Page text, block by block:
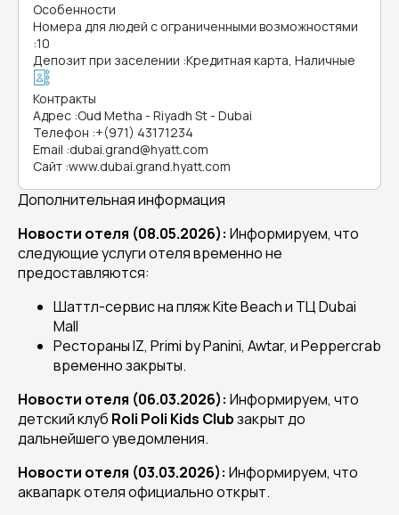
Особенности
Номера для людей с ограниченными возможностями
:10
Депозит при заселении :Кредитная карта, Наличные
Контракты
Адрес :Oud Metha - Riyadh St - Dubai
Телефон :+(971) 43171234
Email :dubai.grand@hyatt.com
Сайт :www.dubai.grand.hyatt.com
Дополнительная информация
Новости отеля (08.05.2026): Информируем, что
следующие услуги отеля временно не
предоставляются:
Шаттл-сервис на пляж Kite Beach и ТЦ Dubai
Mall
Рестораны IZ, Primi by Panini, Awtar, и Peppercrab
временно закрыты.
Новости отеля (06.03.2026): Информируем, что
детский клуб Roli Poli Kids Clubзакрыт до
дальнейшего уведомления.
Новости отеля (03.03.2026): Информируем, что
аквапарк отеля официально открыт.